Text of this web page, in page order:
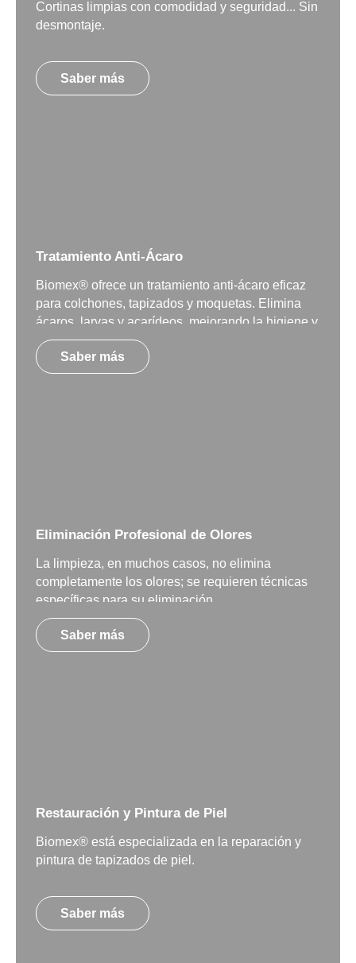
Cortinas limpias con comodidad y seguridad... Sin
desmontaje.
Saber más
Tratamiento Anti-Ácaro
Biomex® ofrece un tratamiento anti-ácaro eficaz
para colchones, tapizados y moquetas. Elimina
ácaros, larvas y acarídeos, mejorando la higiene y
previniendo alergias.
Saber más
Eliminación Profesional de Olores
La limpieza, en muchos casos, no elimina
completamente los olores; se requieren técnicas
específicas para su eliminación.
Saber más
Restauración y Pintura de Piel
Biomex® está especializada en la reparación y
pintura de tapizados de piel.
Saber más